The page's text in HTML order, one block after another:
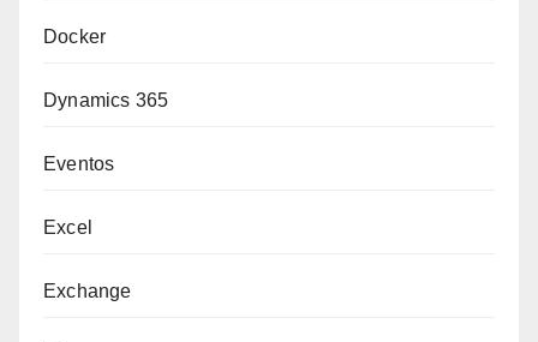
Docker
Dynamics 365
Eventos
Excel
Exchange